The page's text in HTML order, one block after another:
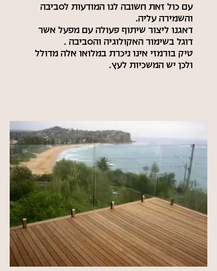
עם כול זאת חשובה לנו המודעות לסביבה
והשמירה עליה.
דאגנו ליצור שיתוף פעולה עם מפעל אשר
דוגל בשימור האקולוגיה והסביבה .
טיק בורמזי אינו ניכרת במלואו אלה מדולל
ולכן יש המשכיות לעץ.